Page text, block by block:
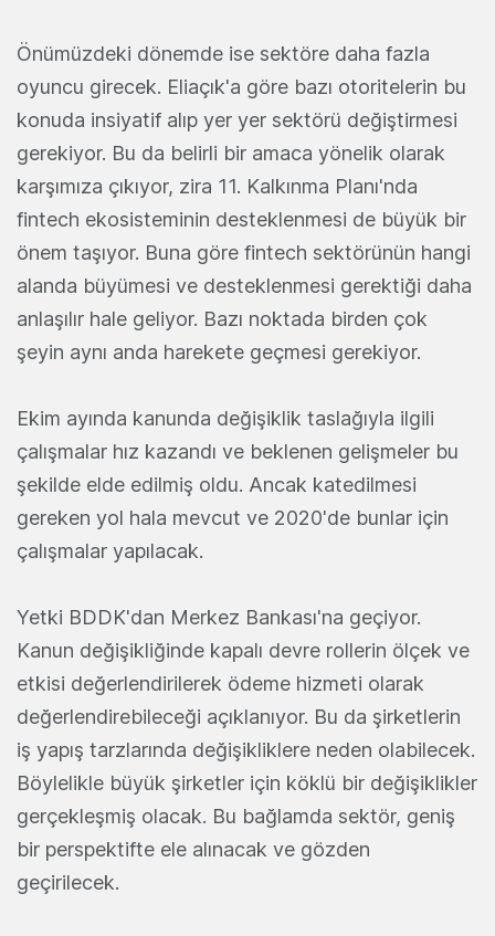
Önümüzdeki dönemde ise sektöre daha fazla
oyuncu girecek. Eliaçık'a göre bazı otoritelerin bu
konuda insiyatif alıp yer yer sektörü değiştirmesi
gerekiyor. Bu da belirli bir amaca yönelik olarak
karşımıza çıkıyor, zira 11. Kalkınma Planı'nda
fintech ekosisteminin desteklenmesi de büyük bir
önem taşıyor. Buna göre fintech sektörünün hangi
alanda büyümesi ve desteklenmesi gerektiği daha
anlaşılır hale geliyor. Bazı noktada birden çok
şeyin aynı anda harekete geçmesi gerekiyor.
Ekim ayında kanunda değişiklik taslağıyla ilgili
çalışmalar hız kazandı ve beklenen gelişmeler bu
şekilde elde edilmiş oldu. Ancak katedilmesi
gereken yol hala mevcut ve 2020'de bunlar için
çalışmalar yapılacak.
Yetki BDDK'dan Merkez Bankası'na geçiyor.
Kanun değişikliğinde kapalı devre rollerin ölçek ve
etkisi değerlendirilerek ödeme hizmeti olarak
değerlendirebileceği açıklanıyor. Bu da şirketlerin
iş yapış tarzlarında değişikliklere neden olabilecek.
Böylelikle büyük şirketler için köklü bir değişiklikler
gerçekleşmiş olacak. Bu bağlamda sektör, geniş
bir perspektifte ele alınacak ve gözden
geçirilecek.